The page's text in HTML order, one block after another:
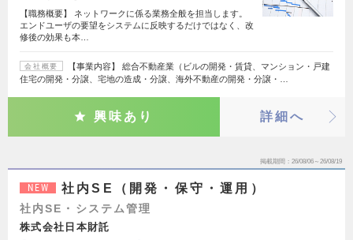
【職務概要】 ネットワークに係る業務全般を担当します。
エンドユーザの要望をシステムに反映するだけではなく、改
修後の効果も本…
会社概要
【事業内容】 総合不動産業（ビルの開発・賃貸、マンション・戸建
住宅の開発・分譲、宅地の造成・分譲、海外不動産の開発・分譲・…
興味あり 詳細へ
掲載期間 26/08/06～26/08/19
NEW 社内SE（開発・保守・運用）
社内SE・システム管理
株式会社日本財託